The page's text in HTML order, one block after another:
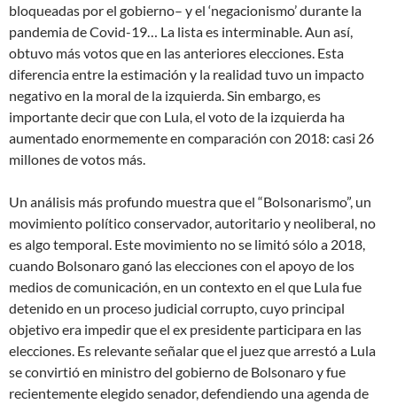
bloqueadas por el gobierno– y el ‘negacionismo’ durante la
pandemia de Covid-19… La lista es interminable. Aun así,
obtuvo más votos que en las anteriores elecciones. Esta
diferencia entre la estimación y la realidad tuvo un impacto
negativo en la moral de la izquierda. Sin embargo, es
importante decir que con Lula, el voto de la izquierda ha
aumentado enormemente en comparación con 2018: casi 26
millones de votos más.
Un análisis más profundo muestra que el “Bolsonarismo”, un
movimiento político conservador, autoritario y neoliberal, no
es algo temporal. Este movimiento no se limitó sólo a 2018,
cuando Bolsonaro ganó las elecciones con el apoyo de los
medios de comunicación, en un contexto en el que Lula fue
detenido en un proceso judicial corrupto, cuyo principal
objetivo era impedir que el ex presidente participara en las
elecciones. Es relevante señalar que el juez que arrestó a Lula
se convirtió en ministro del gobierno de Bolsonaro y fue
recientemente elegido senador, defendiendo una agenda de